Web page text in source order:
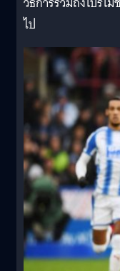
ไป